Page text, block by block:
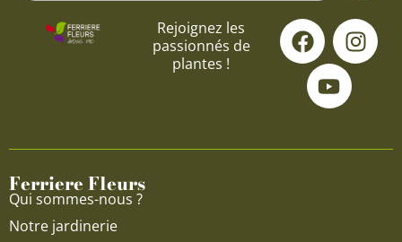
Rejoignez les
passionnés de
plantes !
F
a
c
e
o
I
n
s
g
Y
o
u
t
u
b
Ferriere Fleurs
Qui sommes-nous ?
Notre jardinerie